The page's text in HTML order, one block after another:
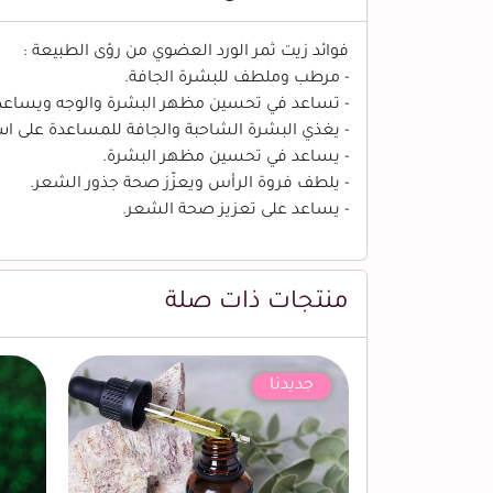
فوائد زيت ثمر الورد العضوي من رؤى الطبيعة :
- مرطب وملطف للبشرة الجافة.
- تساعد في تحسين مظهر البشرة والوجه
- يغذي البشرة الشاحبة والجافة للمساعدة على
- يساعد في تحسين مظهر البشرة.
- يلطف فروة الرأس ويعزّز صحة جذور الشعر.
- يساعد على تعزيز صحة الشعر.
منتجات ذات صلة
جديدنا